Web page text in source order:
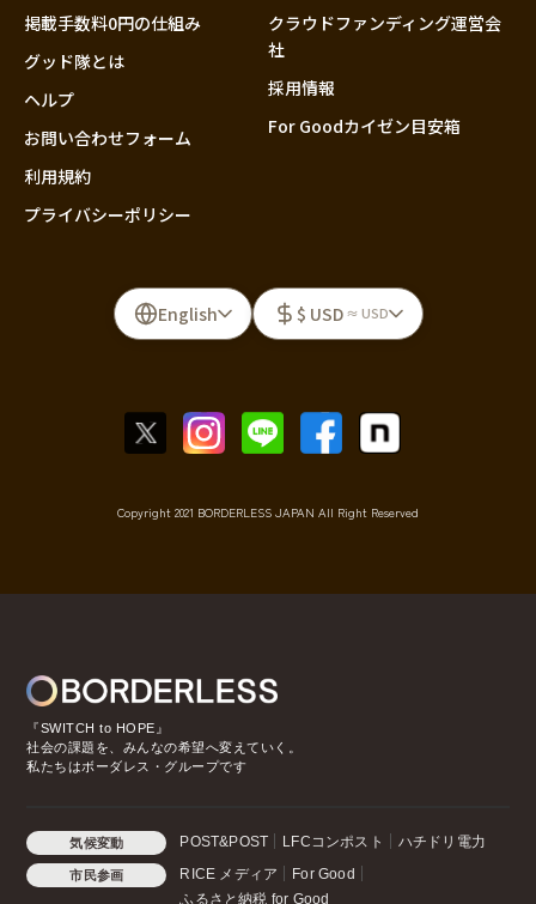
掲載手数料0円の仕組み
グッド隊とは
ヘルプ
お問い合わせフォーム
利用規約
プライバシーポリシー
クラウドファンディング運営会
社
採用情報
For Goodカイゼン目安箱
English $ USD ≈ USD
Copyright 2021 BORDERLESS JAPAN All Right Reserved
『SWITCH to HOPE』
社会の課題を、みんなの希望へ変えていく。
私たちはボーダレス・グループです
気候変動 POST&POST LFCコンポスト ハチドリ電力
市民参画 RICE メディア
For Good
ふるさと納税 for Good